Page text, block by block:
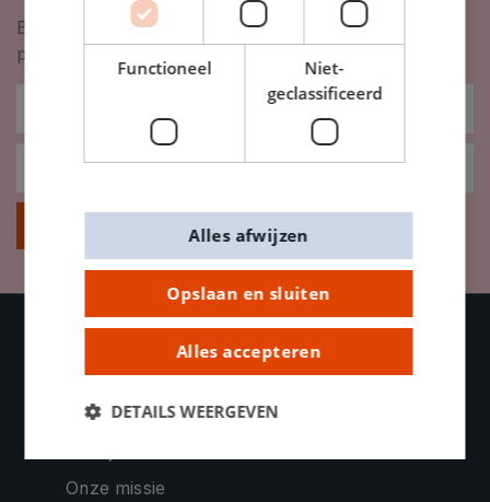
Blijf op de hoogte van nieuwigheden, inspiratie,
promoties en meer!
OVER DE BANIER
Contacteer ons
Onze missie
Functioneel
Niet-
geclassificeerd
Opslaan en sluiten
Alles accepteren
Alles afwijzen
DETAILS WEERGEVEN